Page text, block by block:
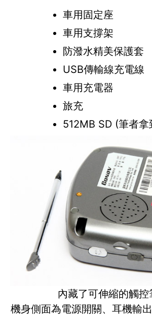
車用固定座
車用支撐架
防潑水精美保護套
USB傳輸線充電線
車用充電器
旅充
512MB SD (筆者拿
內藏了可伸縮的觸控
機身側面為電源開關、耳機輸